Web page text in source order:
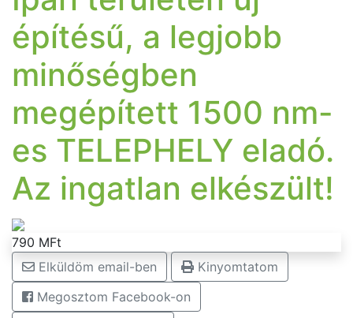
építésű, a legjobb
minőségben
megépített 1500 nm-
es TELEPHELY eladó.
Az ingatlan elkészült!
790 MFt
Elküldöm email-ben
Kinyomtatom
Megosztom Facebook-on